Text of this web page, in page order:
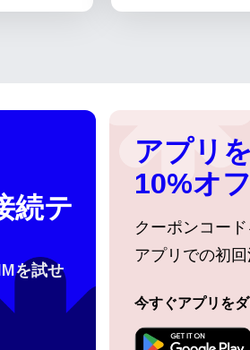
by checking if your device supports
続テ
を試せ
アプリ
10%オフ
クーポンコー
アプリでの初回
今すぐアプリを
ログインまたは登録
インするか、数秒でアカウントを作成して